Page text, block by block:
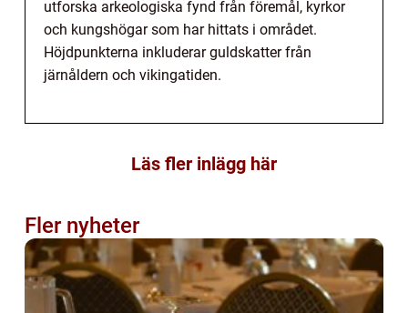
utforska arkeologiska fynd från föremål, kyrkor
och kungshögar som har hittats i området.
Höjdpunkterna inkluderar guldskatter från
järnåldern och vikingatiden.
Läs fler inlägg här
Fler nyheter